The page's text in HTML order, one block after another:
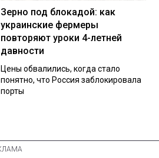
Зерно под блокадой: как
украинские фермеры
повторяют уроки 4-летней
давности
Цены обвалились, когда стало
понятно, что Россия заблокировала
порты